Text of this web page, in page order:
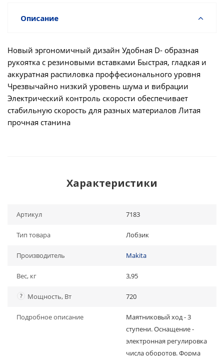
Описание
Новый эргономичный дизайн Удобная D- образная
рукоятка с резиновыми вставками Быстрая, гладкая и
аккуратная распиловка проффесионального уровня
Чрезвычайно низкий уровень шума и вибрации
Электрический контроль скорости обеспечивает
стабильную скорость для разных материалов Литая
прочная станина
Характеристики
Артикул 7183
Тип товара Лобзик
Производитель Makita
Вес, кг 3,95
? Мощность, Вт 720
Подробное описание
Маятниковый ход - 3
ступени. Оснащение -
электронная регулировка
числа оборотов. Форма